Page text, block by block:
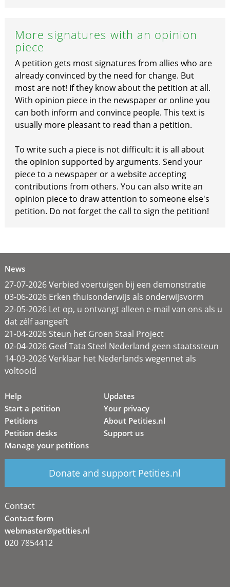
More signatures with an opinion
piece
A petition gets most signatures from allies who are
already convinced by the need for change. But
most are not! If they know about the petition at all.
With opinion piece in the newspaper or online you
can both inform and convince people. This text is
usually more pleasant to read than a petition.
To write such a piece is not difficult: it is all about
the opinion supported by arguments. Send your
piece to a newspaper or a website accepting
contributions from others. You can also write an
opinion piece to draw attention to someone else's
petition. Do not forget the call to sign the petition!
News
27-07-2026 Verbied voertuigen bij een demonstratie
03-06-2026 Erken thuisonderwijs als onderwijsvorm
22-05-2026 Let op, u ontvangt alleen e-mail van ons als u
dat zélf aangeeft
21-04-2026 Steun het Groen Staal Project
02-04-2026 Geef Tata Steel Nederland geen staatssteun
14-03-2026 Verklaar het Nederlands wegennet als
voltooid
Help
Start a petition
Petitions
Petition desks
Manage your petitions
Updates
Your privacy
About Petities.nl
Support us
Donate and support Petities.nl
Contact
Contact form
webmaster@petities.nl
020 7854412